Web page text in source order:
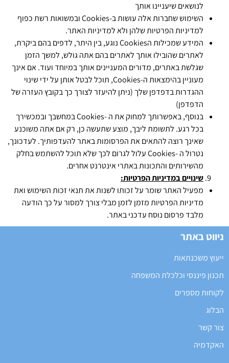
לנושאים שיעניינו אותך
השימוש שחברות אלה עושות ב-Cookies ובמשואות רשת כפוף
למדיניות הפרטיות שלהן ולא למדיניות האתר.
המידע שמכילות הCookies נוגע, בין היתר, לדפים בהם ביקרת,
לאתרים שהובילו אותך לאתרים בהם אתה גולש, למשך הזמן
שגלשת באתרים, מדורים המעניינים אותך במיוחד ועוד. אם אינך
מעוניין בהימצאות ה-Cookies, תוכל לבטל אותן על ידי שינוי
ההגדרות בדפדפן שלך (ניתן להיעזר לצורך כך בקובץ העזרה של
הדפדפן)
בנוסף, באפשרותך למחוק את ה -Cookies במחשבך ובמכשירך
בכל רגע. לתשומת ליבך, מוצע שתעשה כן, רק אם אתה משוכנע
שאינך רוצה להתאים את הפרסומות באתר להעדפותיך. לעדכונך,
נטרול ה -Cookies עלול לגרום לכך שלא תוכל להשתמש בחלק
מהשירותים והתכונות באתרי אינטרנט אחרים.
שינויים במדיניות הפרטיות:
מפעיל האתר שומר על זכותו לשנות את תנאי זכות השימוש ואת
מדיניות הפרטיות מזמן לזמן מבלי צורך למסור על כך הודעה
מלבד פרסום נוסח עדכני באתר.
ניווט באתר
ייעוץ משכנתאות
תכנון פיננסי וכלכלת המשפחה
לקוחות מספרים
הבלוג
צור קשר
האקדמיה